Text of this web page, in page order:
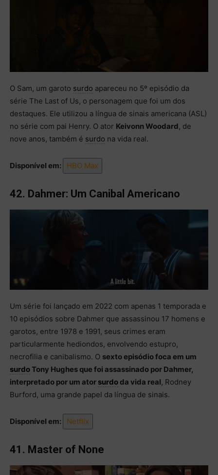
O Sam, um garoto surdo apareceu no 5º episódio da
série The Last of Us, o personagem que foi um dos
destaques. Ele utilizou a língua de sinais americana (ASL)
no série com pai Henry. O ator Keivonn Woodard, de
nove anos, também é surdo na vida real.
Disponível em: HBO Max
42. Dahmer: Um Canibal Americano
Um série foi lançado em 2022 com apenas 1 temporada e
10 episódios sobre Dahmer que assassinou 17 homens e
garotos, entre 1978 e 1991, seus crimes eram
particularmente hediondos, envolvendo estupro,
necrofilia e canibalismo. O sexto episódio foca em um
surdoTony Hughes que foi assassinado por Dahmer,
interpretado por um ator surdo da vida real, Rodney
Burford, uma grande papel da língua de sinais.
Disponível em: Netflix
41. Master of None